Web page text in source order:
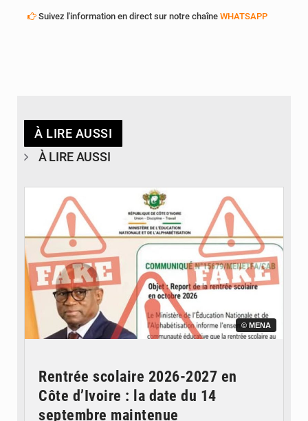
Suivez l'information en direct sur notre chaîne WHATSAPP
À LIRE AUSSI
À LIRE AUSSI
© MENA
Rentrée scolaire 2026-2027 en
Côte d’Ivoire : la date du 14
septembre maintenue